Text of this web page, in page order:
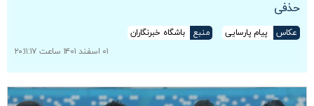
حذفی
عکاس پیام پارسایی منبع
باشگاه خبرنگاران
۰۱ اسفند ۱۴۰۱ ساعت ۲۰:۱۱:۱۷